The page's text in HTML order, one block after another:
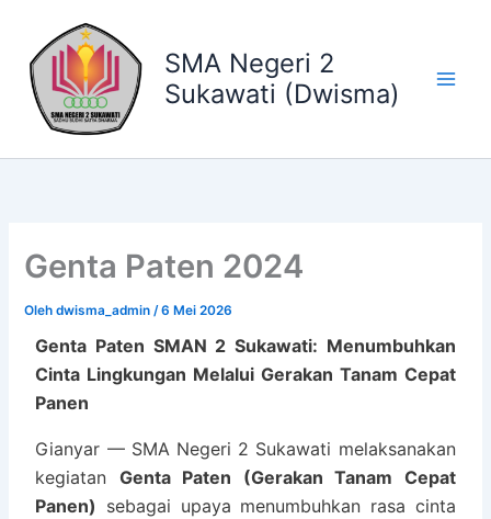
konten
SMA Negeri 2
Sukawati (Dwisma)
Genta Paten 2024
Olehdwisma_admin/6 Mei 2026
Genta Paten SMAN 2 Sukawati: Menumbuhkan
Cinta Lingkungan Melalui Gerakan Tanam Cepat
Panen
Gianyar — SMA Negeri 2 Sukawati melaksanakan
kegiatan Genta Paten (Gerakan Tanam Cepat
Panen) sebagai upaya menumbuhkan rasa cinta